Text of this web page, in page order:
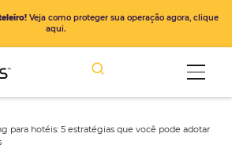
hoteleiro!Veja como proteger sua operação